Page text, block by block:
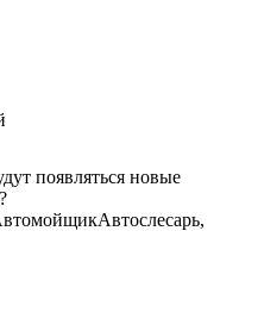
появляться новые
Автослесарь,